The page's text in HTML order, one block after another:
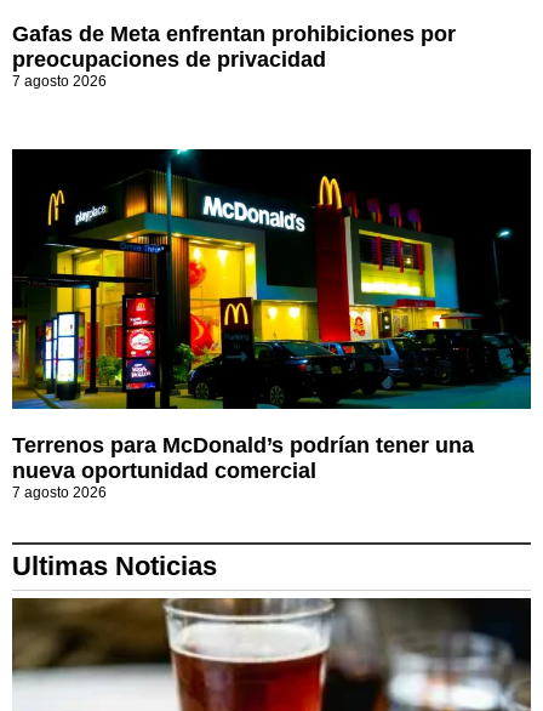
Gafas de Meta enfrentan prohibiciones por
preocupaciones de privacidad
7 agosto 2026
Terrenos para McDonald’s podrían tener una
nueva oportunidad comercial
7 agosto 2026
Ultimas Noticias